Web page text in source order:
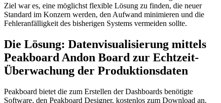
Ziel war es, eine möglichst flexible Lösung zu finden, die neuer
Standard im Konzern werden, den Aufwand minimieren und die
Fehleranfälligkeit des bisherigen Systems vermeiden sollte.
Die Lösung: Datenvisualisierung mittels
Peakboard Andon Board zur Echtzeit-
Überwachung der Produktionsdaten
Peakboard bietet die zum Erstellen der Dashboards benötigte
Software, den Peakboard Designer, kostenlos zum Download an.